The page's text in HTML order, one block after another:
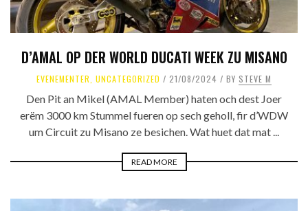
D’AMAL OP DER WORLD DUCATI WEEK ZU MISANO
EVENEMENTER UNCATEGORIZED 21/08/2024 BY STEVE M
Den Pit an Mikel (AMAL Member) haten och dest Joer
erëm 3000 km Stummel fueren op sech geholl, fir d’WDW
um Circuit zu Misano ze besichen. Wat huet dat mat ...
READ MORE